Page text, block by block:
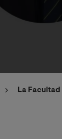
La Facultad